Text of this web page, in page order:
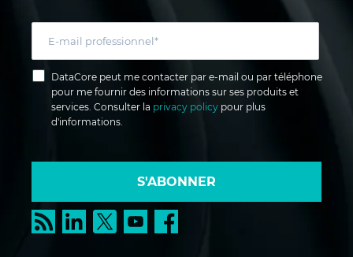
DataCore peut me contacter par e-mail ou par téléphone
pour me fournir des informations sur ses produits et
services. Consulter la privacy policy pour plus
d'informations.
S'ABONNER